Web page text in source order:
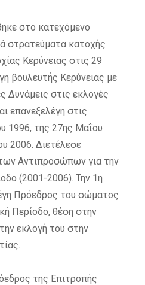
στο κατεχόμενο
στρατεύματα κατοχής
Κερύνειας στις 29
βουλευτής Κερύνειας με
Δυνάμεις στις εκλογές
επανεξελέγη στις
1996, της 27ης Μαΐου
2006. Διετέλεσε
Αντιπροσώπων για την
(2001-2006). Την 1η
Πρόεδρος του σώματος
Περίοδο, θέση στην
εκλογή του στην
της Επιτροπής